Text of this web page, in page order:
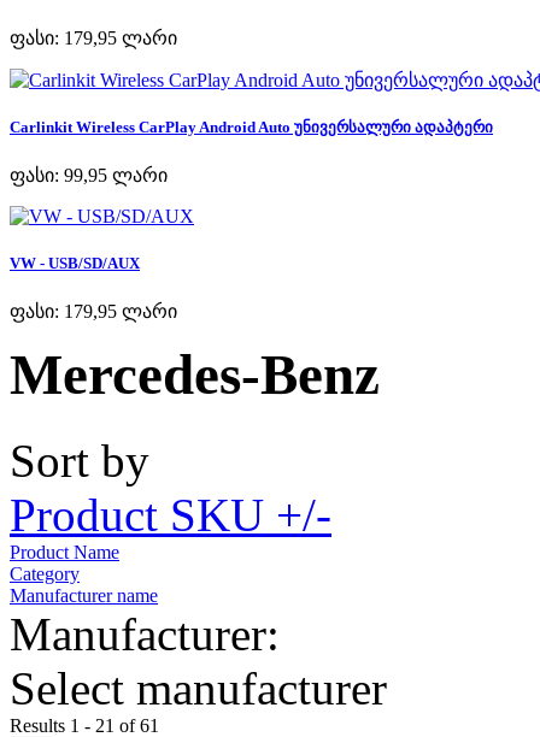
ფასი: 179,95 ლარი
Carlinkit Wireless CarPlay Android Auto უნივერსალური ადაპტერი
ფასი: 99,95 ლარი
VW - USB/SD/AUX
ფასი: 179,95 ლარი
Mercedes-Benz
Sort by
Product SKU +/-
Product Name
Category
Manufacturer name
Manufacturer:
Select manufacturer
Results 1 - 21 of 61